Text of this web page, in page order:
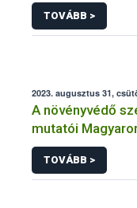
TOVÁBB >
2023. augusztus 31,
A növényvédő
mutatói
TOVÁBB >